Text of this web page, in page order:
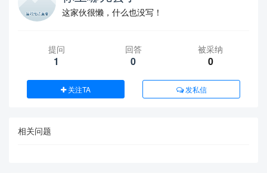
这家伙很懒，什么也没写！
提问
1
回答
0
被采纳
0
关注TA 发私信
相关问题